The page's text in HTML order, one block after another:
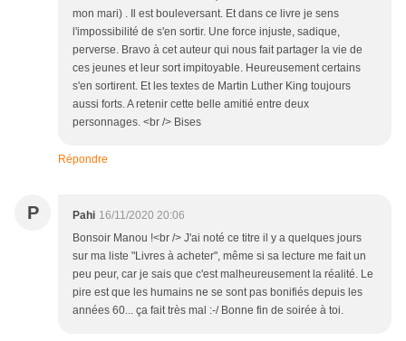
mon mari) . Il est bouleversant. Et dans ce livre je sens
l'impossibilité de s'en sortir. Une force injuste, sadique,
perverse. Bravo à cet auteur qui nous fait partager la vie de
ces jeunes et leur sort impitoyable. Heureusement certains
s'en sortirent. Et les textes de Martin Luther King toujours
aussi forts. A retenir cette belle amitié entre deux
personnages. <br /> Bises
Répondre
P Pahi 16/11/2020 20:06
Bonsoir Manou !<br /> J'ai noté ce titre il y a quelques jours
sur ma liste "Livres à acheter", même si sa lecture me fait un
peu peur, car je sais que c'est malheureusement la réalité. Le
pire est que les humains ne se sont pas bonifiés depuis les
années 60... ça fait très mal :-/ Bonne fin de soirée à toi.